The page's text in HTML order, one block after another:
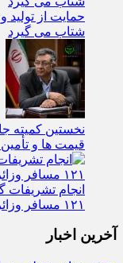
حمایت از تولید
شتاب می‌ گیرد
نخستین کمیته
قیمت‌ ها و